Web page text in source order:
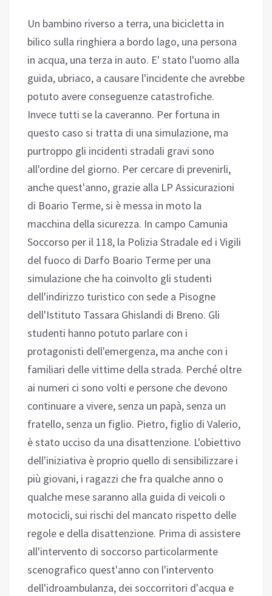
Un bambino riverso a terra, una bicicletta in
bilico sulla ringhiera a bordo lago, una persona
in acqua, una terza in auto. E' stato l'uomo alla
guida, ubriaco, a causare l'incidente che avrebbe
potuto avere conseguenze catastrofiche.
Invece tutti se la caveranno. Per fortuna in
questo caso si tratta di una simulazione, ma
purtroppo gli incidenti stradali gravi sono
all'ordine del giorno. Per cercare di prevenirli,
anche quest'anno, grazie alla LP Assicurazioni
di Boario Terme, si è messa in moto la
macchina della sicurezza. In campo Camunia
Soccorso per il 118, la Polizia Stradale ed i Vigili
del fuoco di Darfo Boario Terme per una
simulazione che ha coinvolto gli studenti
dell'indirizzo turistico con sede a Pisogne
dell'Istituto Tassara Ghislandi di Breno. Gli
studenti hanno potuto parlare con i
protagonisti dell'emergenza, ma anche con i
familiari delle vittime della strada. Perché oltre
ai numeri ci sono volti e persone che devono
continuare a vivere, senza un papà, senza un
fratello, senza un figlio. Pietro, figlio di Valerio,
è stato ucciso da una disattenzione. L'obiettivo
dell'iniziativa è proprio quello di sensibilizzare i
più giovani, i ragazzi che fra qualche anno o
qualche mese saranno alla guida di veicoli o
motocicli, sui rischi del mancato rispetto delle
regole e della disattenzione. Prima di assistere
all'intervento di soccorso particolarmente
scenografico quest'anno con l'intervento
dell'idroambulanza, dei soccorritori d'acqua e